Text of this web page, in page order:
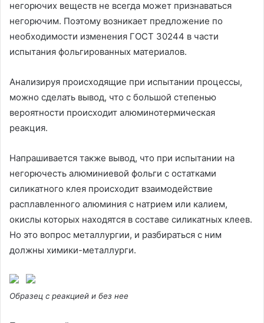
негорючих веществ не всегда может признаваться
негорючим. Поэтому возникает предложение по
необходимости изменения ГОСТ 30244 в части
испытания фольгированных материалов.
Анализируя происходящие при испытании процессы,
можно сделать вывод, что с большой степенью
вероятности происходит алюминотермическая
реакция.
Напрашивается также вывод, что при испытании на
негорючесть алюминиевой фольги с остатками
силикатного клея происходит взаимодействие
расплавленного алюминия с натрием или калием,
окислы которых находятся в составе силикатных клеев.
Но это вопрос металлургии, и разбираться с ним
должны химики-металлурги.
Образец с реакцией и без нее